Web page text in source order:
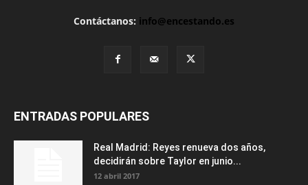
Contáctanos: info@encestando.es
ENTRADAS POPULARES
Real Madrid: Reyes renueva dos años,
decidirán sobre Taylor en junio...
12 abril 2017